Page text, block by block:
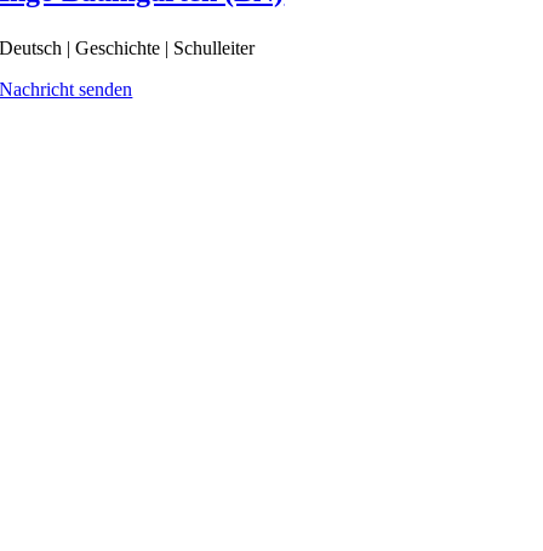
Deutsch | Geschichte | Schulleiter
Nachricht senden